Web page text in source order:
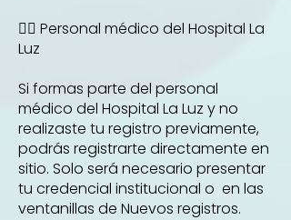
👨‍⚕️ Personal médico del Hospital La
Luz
Si formas parte del personal
médico del Hospital La Luz y no
realizaste tu registro previamente,
podrás registrarte directamente en
sitio. Solo será necesario presentar
tu credencial institucional o en las
ventanillas de Nuevos registros.